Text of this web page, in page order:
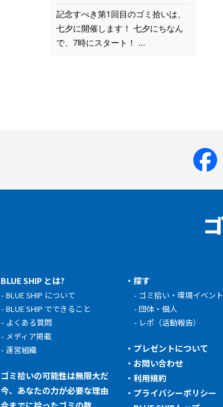
記念すべき第1回目のゴミ拾いは、
七夕に開催します！ 七夕にちなん
で、7時にスタート！ ...
BLUE SHIP とは?
BLUE SHIP について
BLUE SHIP でできること
よくある質問
メディア掲載
運営組織
ゴミ拾いの可能性は無限大だ
今、あなたの力が必要な理由
探す
ゴミ拾い・環境イベント
団体・個人
レポ（活動報告）
プレゼントについて
お問い合わせ
利用規約
プライバシーポリシー